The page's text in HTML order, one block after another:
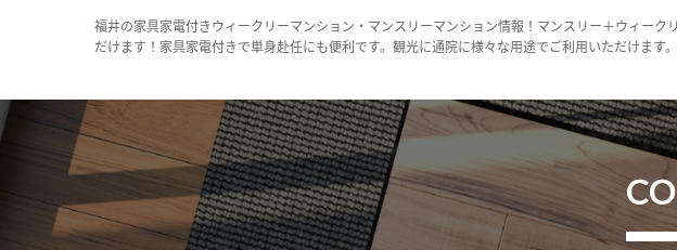
福井の家具家電付きウィークリーマンション・マンスリーマンション情報！マンスリー＋ウィー
だけます！家具家電付きで単身赴任にも便利です。観光に通院に様々な用途でご利用いただけます。